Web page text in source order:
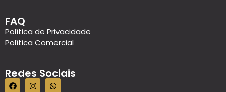
FAQ
Política de Privacidade
Política Comercial
Redes Sociais